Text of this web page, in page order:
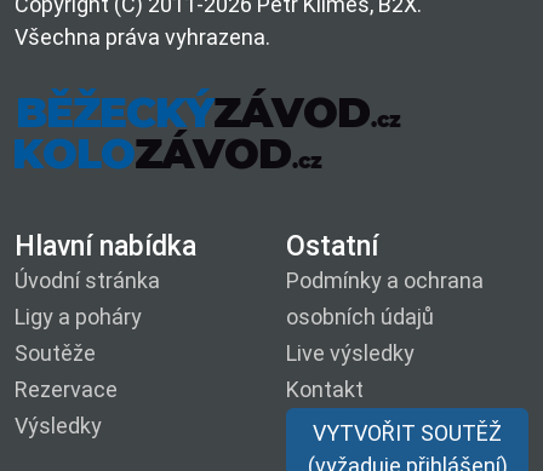
Všechna práva vyhrazena.
Hlavní nabídka
Úvodní stránka
Ligy a poháry
Soutěže
Rezervace
Výsledky
Ostatní
Podmínky a ochrana
osobních údajů
Live výsledky
Kontakt
VYTVOŘIT SOUTĚŽ
(vyžaduje přihlášení)